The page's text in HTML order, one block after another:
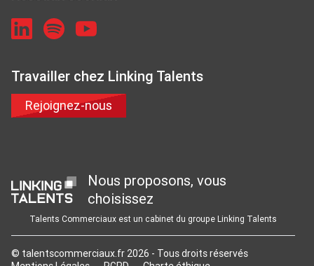
Travailler chez Linking Talents
Rejoignez-nous
Nous proposons, vous
choisissez
Talents Commerciaux est un cabinet du groupe Linking Talents
© talentscommerciaux.fr 2026 - Tous droits réservés